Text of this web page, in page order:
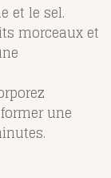
et le sel.
morceaux et
une